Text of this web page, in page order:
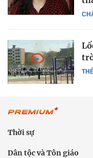
Thời sự
Dân tộc và Tôn giáo